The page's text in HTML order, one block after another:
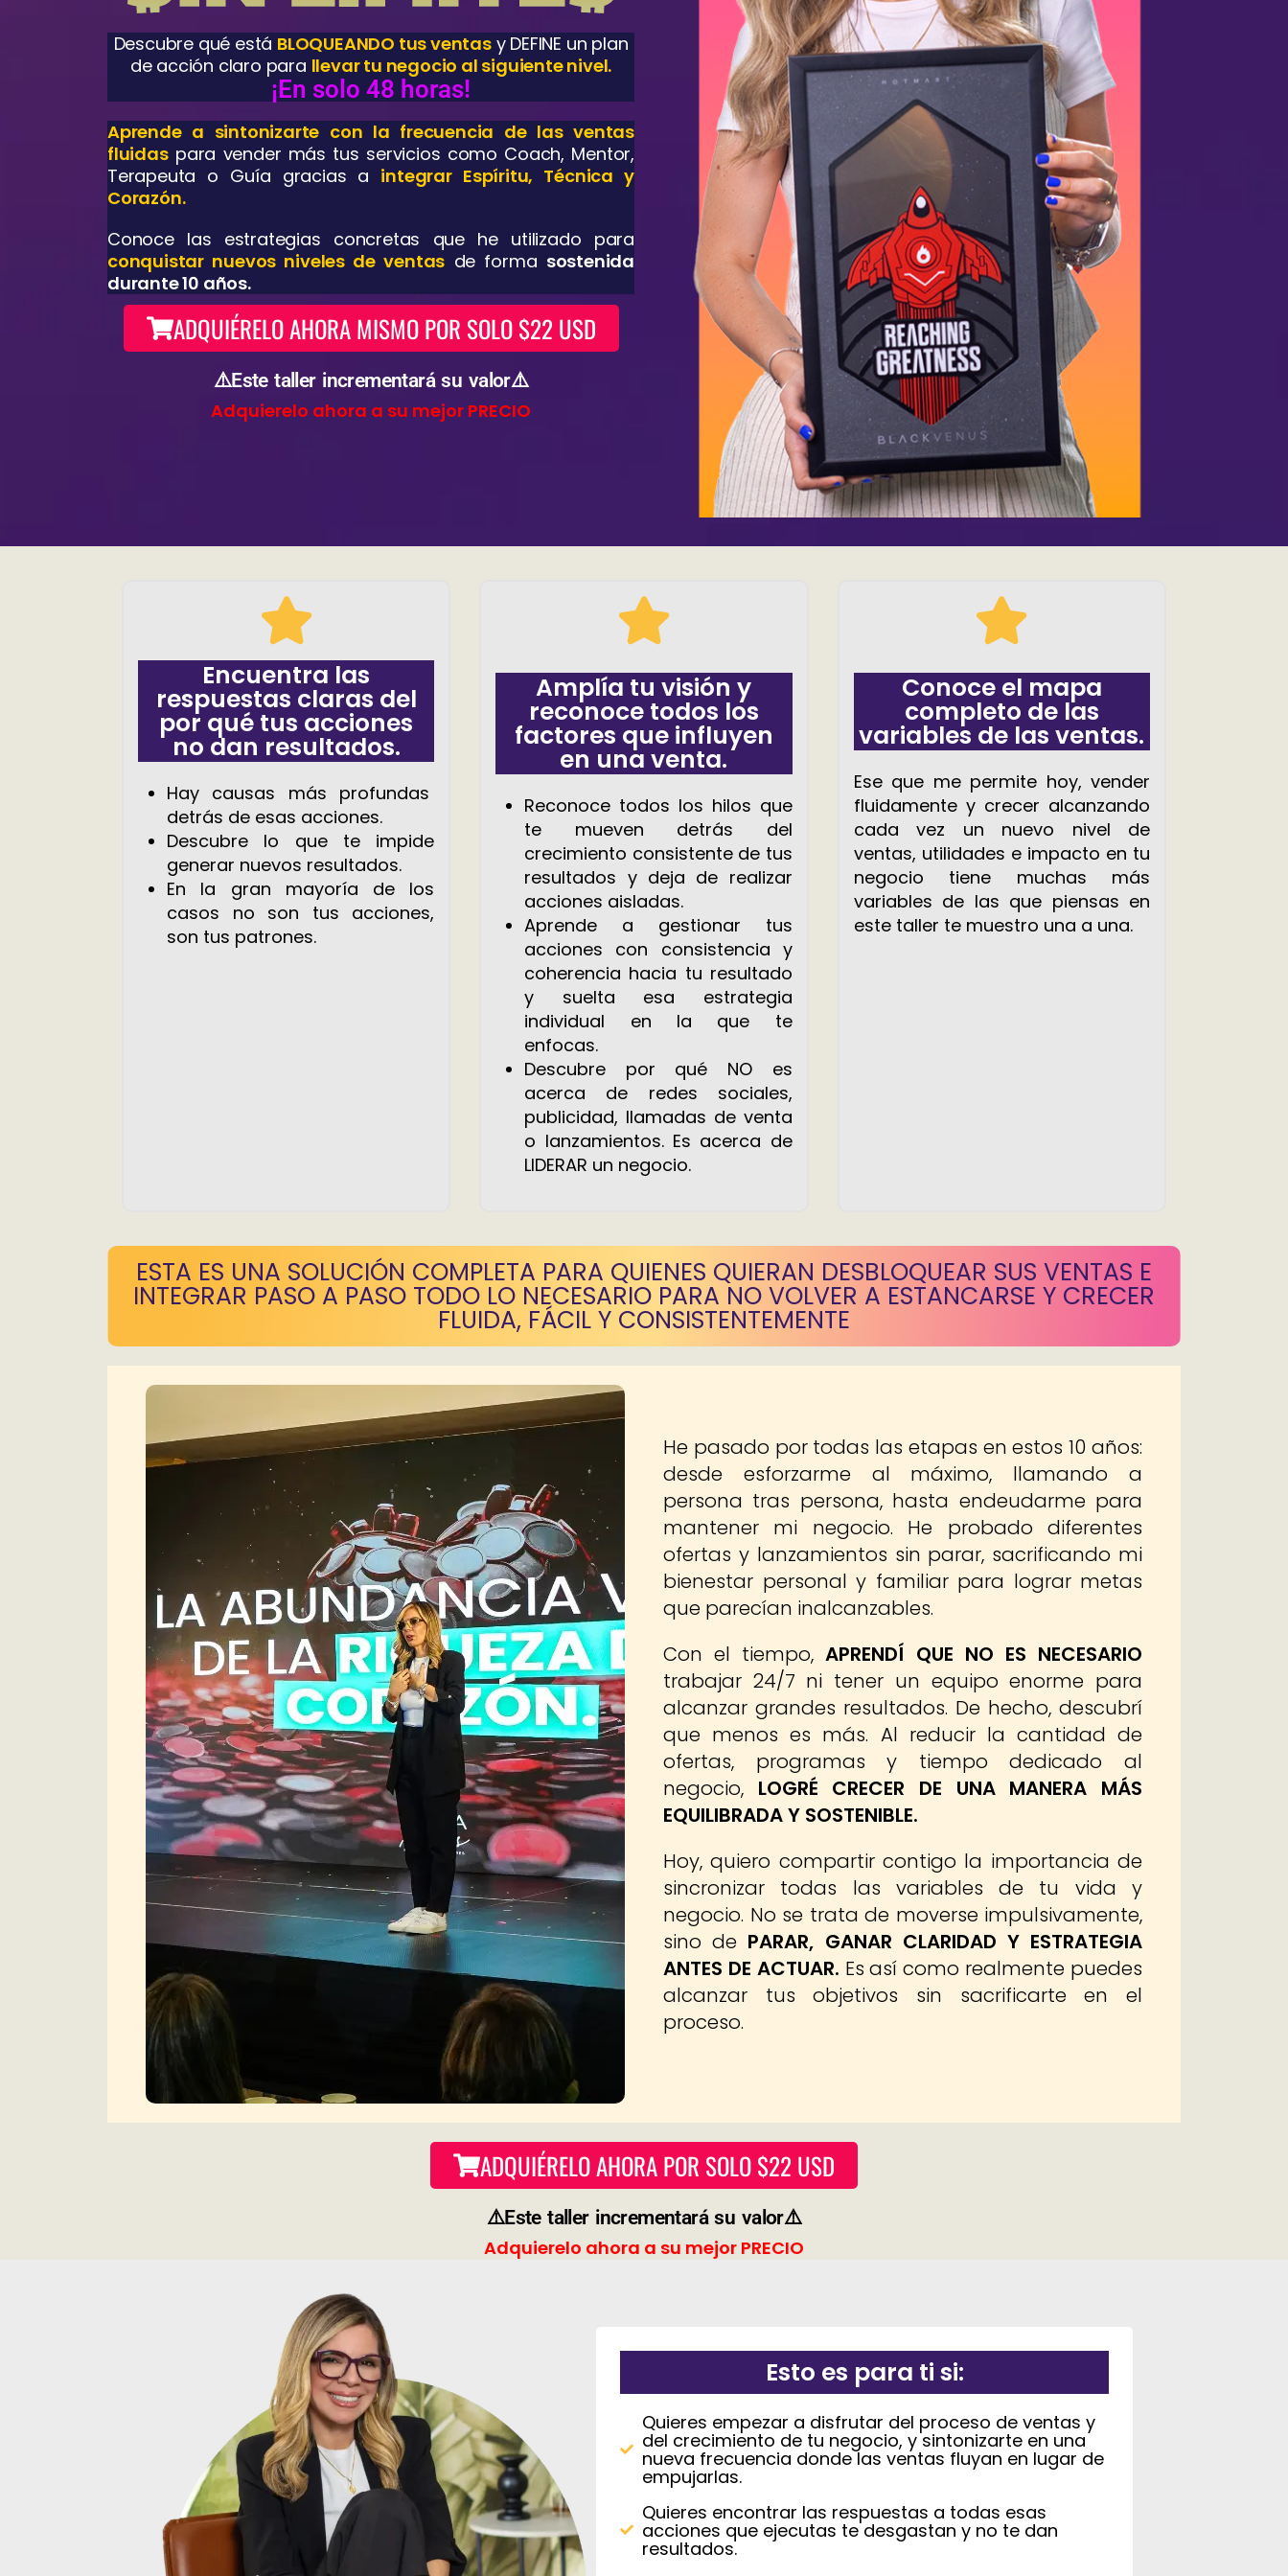
Descubre qué está BLOQUEANDO tus ventasy DEFINE un plan
de acción claro para llevar tu negocio al siguiente nivel.
¡En solo 48 horas!
Aprende a sintonizarte con la frecuencia de las ventas
fluidaspara vender más tus servicios como Coach, Mentor,
Terapeuta o Guía gracias a integrar Espíritu, Técnica y
Corazón.
Conoce las estrategias concretas que he utilizado para
conquistar nuevos niveles de ventas de forma sostenida
durante 10 años.
ADQUIÉRELO AHORA MISMO POR SOLO $22 USD
⚠️Este taller incrementará su valor⚠️
Adquierelo ahora a su mejor PRECIO
Encuentra las
respuestas claras del
por qué tus acciones
no dan resultados.
Hay causas más profundas
detrás de esas acciones.
Descubre lo que te impide
generar nuevos resultados.
En la gran mayoría de los
casos no son tus acciones,
son tus patrones.
Amplía tu visión y
reconoce todos los
factores que influyen
en una venta.
Reconoce todos los hilos que
te mueven detrás del
crecimiento consistente de tus
resultados y deja de realizar
acciones aisladas.
Aprende a gestionar tus
acciones con consistencia y
coherencia hacia tu resultado
y suelta esa estrategia
individual en la que te
enfocas.
Descubre por qué NO es
acerca de redes sociales,
publicidad, llamadas de venta
o lanzamientos. Es acerca de
LIDERAR un negocio.
Conoce el mapa
completo de las
variables de las ventas.
Ese que me permite hoy, vender
fluidamente y crecer alcanzando
cada vez un nuevo nivel de
ventas, utilidades e impacto en tu
negocio tiene muchas más
variables de las que piensas en
este taller te muestro una a una.
ESTA ES UNA SOLUCIÓN COMPLETA PARA QUIENES QUIERAN DESBLOQUEAR SUS VENTAS E
INTEGRAR PASO A PASO TODO LO NECESARIO PARA NO VOLVER A ESTANCARSE Y CRECER
FLUIDA, FÁCIL Y CONSISTENTEMENTE
He pasado por todas las etapas en estos 10 años:
desde esforzarme al máximo, llamando a
persona tras persona, hasta endeudarme para
mantener mi negocio. He probado diferentes
ofertas y lanzamientos sin parar, sacrificando mi
bienestar personal y familiar para lograr metas
que parecían inalcanzables.
Con el tiempo,APRENDÍ QUE NO ES NECESARIO
trabajar 24/7 ni tener un equipo enorme para
alcanzar grandes resultados. De hecho, descubrí
que menos es más. Al reducir la cantidad de
ofertas, programas y tiempo dedicado al
negocio, LOGRÉ CRECER DE UNA MANERA MÁS
EQUILIBRADA Y SOSTENIBLE.
Hoy, quiero compartir contigo la importancia de
sincronizar todas las variables de tu vida y
negocio. No se trata de moverse impulsivamente,
sino de PARAR, GANAR CLARIDAD Y ESTRATEGIA
ANTES DE ACTUAR. Es así como realmente puedes
alcanzar tus objetivos sin sacrificarte en el
proceso.
ADQUIÉRELO AHORA POR SOLO $22 USD
⚠️Este taller incrementará su valor⚠️
Adquierelo ahora a su mejor PRECIO
Esto es para ti si:
Quieres empezar a disfrutar del proceso de ventas y
del crecimiento de tu negocio, y sintonizarte en una
nueva frecuencia donde las ventas fluyan en lugar de
empujarlas.
Quieres encontrar las respuestas a todas esas
acciones que ejecutas te desgastan y no te dan
resultados.